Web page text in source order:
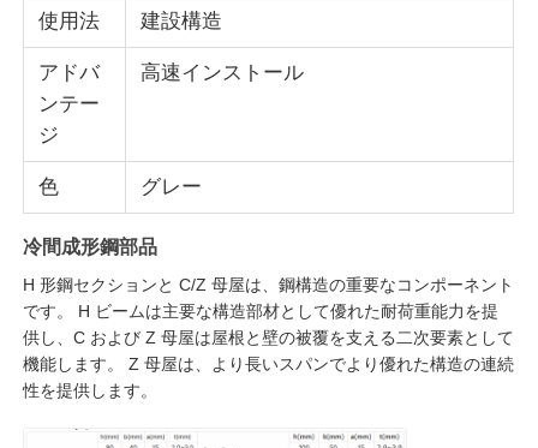
使用法 建設構造
アドバ
ンテー
ジ
高速インストール
色 グレー
冷間成形鋼部品
H 形鋼セクションと C/Z 母屋は、鋼構造の重要なコンポーネント
です。 H ビームは主要な構造部材として優れた耐荷重能力を提
供し、C および Z 母屋は屋根と壁の被覆を支える二次要素として
機能します。 Z 母屋は、より長いスパンでより優れた構造の連続
性を提供します。